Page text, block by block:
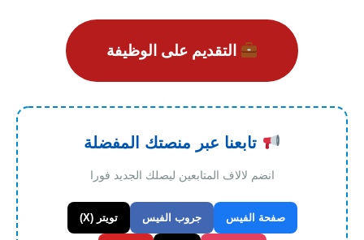
التقديم على الوظيفة
تابعنا عبر منصتك المفضلة
انضم لالاف المتابعين ليصلك الجديد فورا
صفحة الفيس جروب الفيس تويتر (X)